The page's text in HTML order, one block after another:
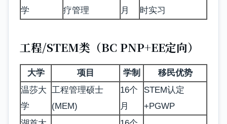
学
疗管理
月
时实习
工程/STEM类（BC PNP+EE定向）
大学 项目 学制
移民优势
温莎大
学
工程管理硕士
(MEM)
16个
月
STEM认定
+PGWP